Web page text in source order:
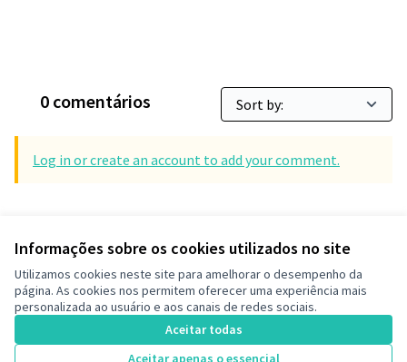
Informações sobre os cookies utilizados no site
Utilizamos cookies neste site para amelhorar o desempenho da
página. As cookies nos permitem oferecer uma experiência mais
personalizada ao usuário e aos canais de redes sociais.
Aceitar todas
Aceitar apenas o essencial
0 comentários
Log in or create an account to add your comment.
Termos de serviço
Configurações de cookies
Decide Contagem no Instagram